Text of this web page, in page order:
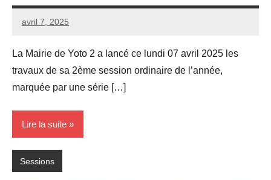
avril 7, 2025
admin
Aucun
La Mairie de Yoto 2 a lancé ce lundi 07 avril 2025 les
travaux de sa 2ème session ordinaire de l’année,
marquée par une série […]
Lire la suite
Sessions